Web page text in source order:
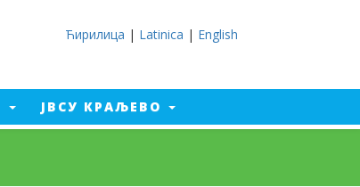
Ћирилица | Latinica | English
ЈВСУ КРАЉЕВО